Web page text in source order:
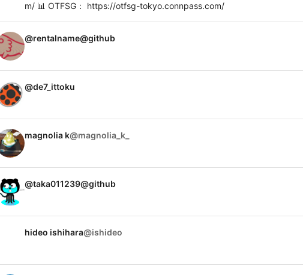
m/ 📊 OTFSG： https://otfsg-tokyo.connpass.com/
@rentalname@github
@de7_ittoku
magnolia k@magnolia_k_
@taka011239@github
hideo ishihara@ishideo